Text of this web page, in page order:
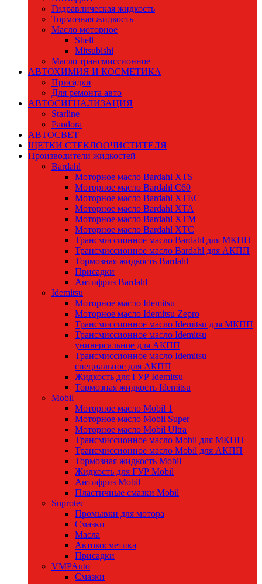
Гидравлическая жидкость
Тормозная жидкость
Масло моторное
Shell
Mitsubishi
Масло трансмиссионное
АВТОХИМИЯ И КОСМЕТИКА
Присадки
Для ремонта авто
АВТОСИГНАЛИЗАЦИЯ
Starline
Pandora
АВТОСВЕТ
ЩЕТКИ СТЕКЛООЧИСТИТЕЛЯ
Производители жидкостей
Bardahl
Моторное масло Bardahl XTS
Моторное масло Bardahl C60
Моторное масло Bardahl XTEC
Моторное масло Bardahl XTA
Моторное масло Bardahl XTM
Моторное масло Bardahl XTC
Трансмиссионное масло Bardahl для МКПП
Трансмиссионное масло Bardahl для АКПП
Тормозная жидкость Bardahl
Присадки
Антифриз Bardahl
Idemitsu
Моторное масло Idemitsu
Моторное масло Idemitsu Zepro
Трансмиссионное масло Idemitsu для МКПП
Трансмиссионное масло Idemitsu
универсальное для АКПП
Трансмиссионное масло Idemitsu
специальное для АКПП
Жидкость для ГУР Idemitsu
Тормозная жидкость Idemitsu
Mobil
Моторное масло Mobil 1
Моторное масло Mobil Super
Моторное масло Mobil Ultra
Трансмиссионное масло Mobil для МКПП
Трансмиссионное масло Mobil для АКПП
Тормозная жидкость Mobil
Жидкость для ГУР Mobil
Антифриз Mobil
Пластичные смазки Mobil
Suprotec
Промывки для мотора
Смазки
Масла
Автокосметика
Присадки
VMPAuto
Смазки